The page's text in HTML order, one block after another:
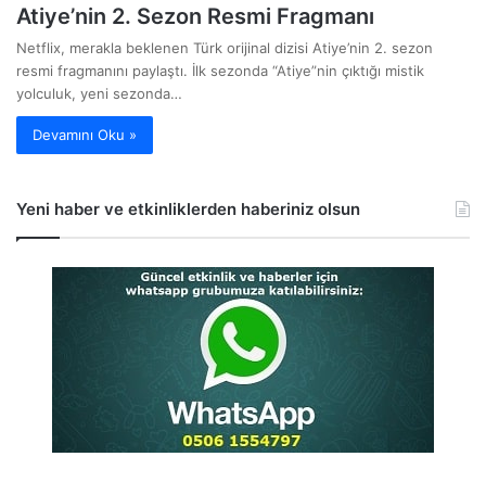
Atiye’nin 2. Sezon Resmi Fragmanı
Netflix, merakla beklenen Türk orijinal dizisi Atiye’nin 2. sezon
resmi fragmanını paylaştı. İlk sezonda “Atiye”nin çıktığı mistik
yolculuk, yeni sezonda…
Devamını Oku »
Yeni haber ve etkinliklerden haberiniz olsun